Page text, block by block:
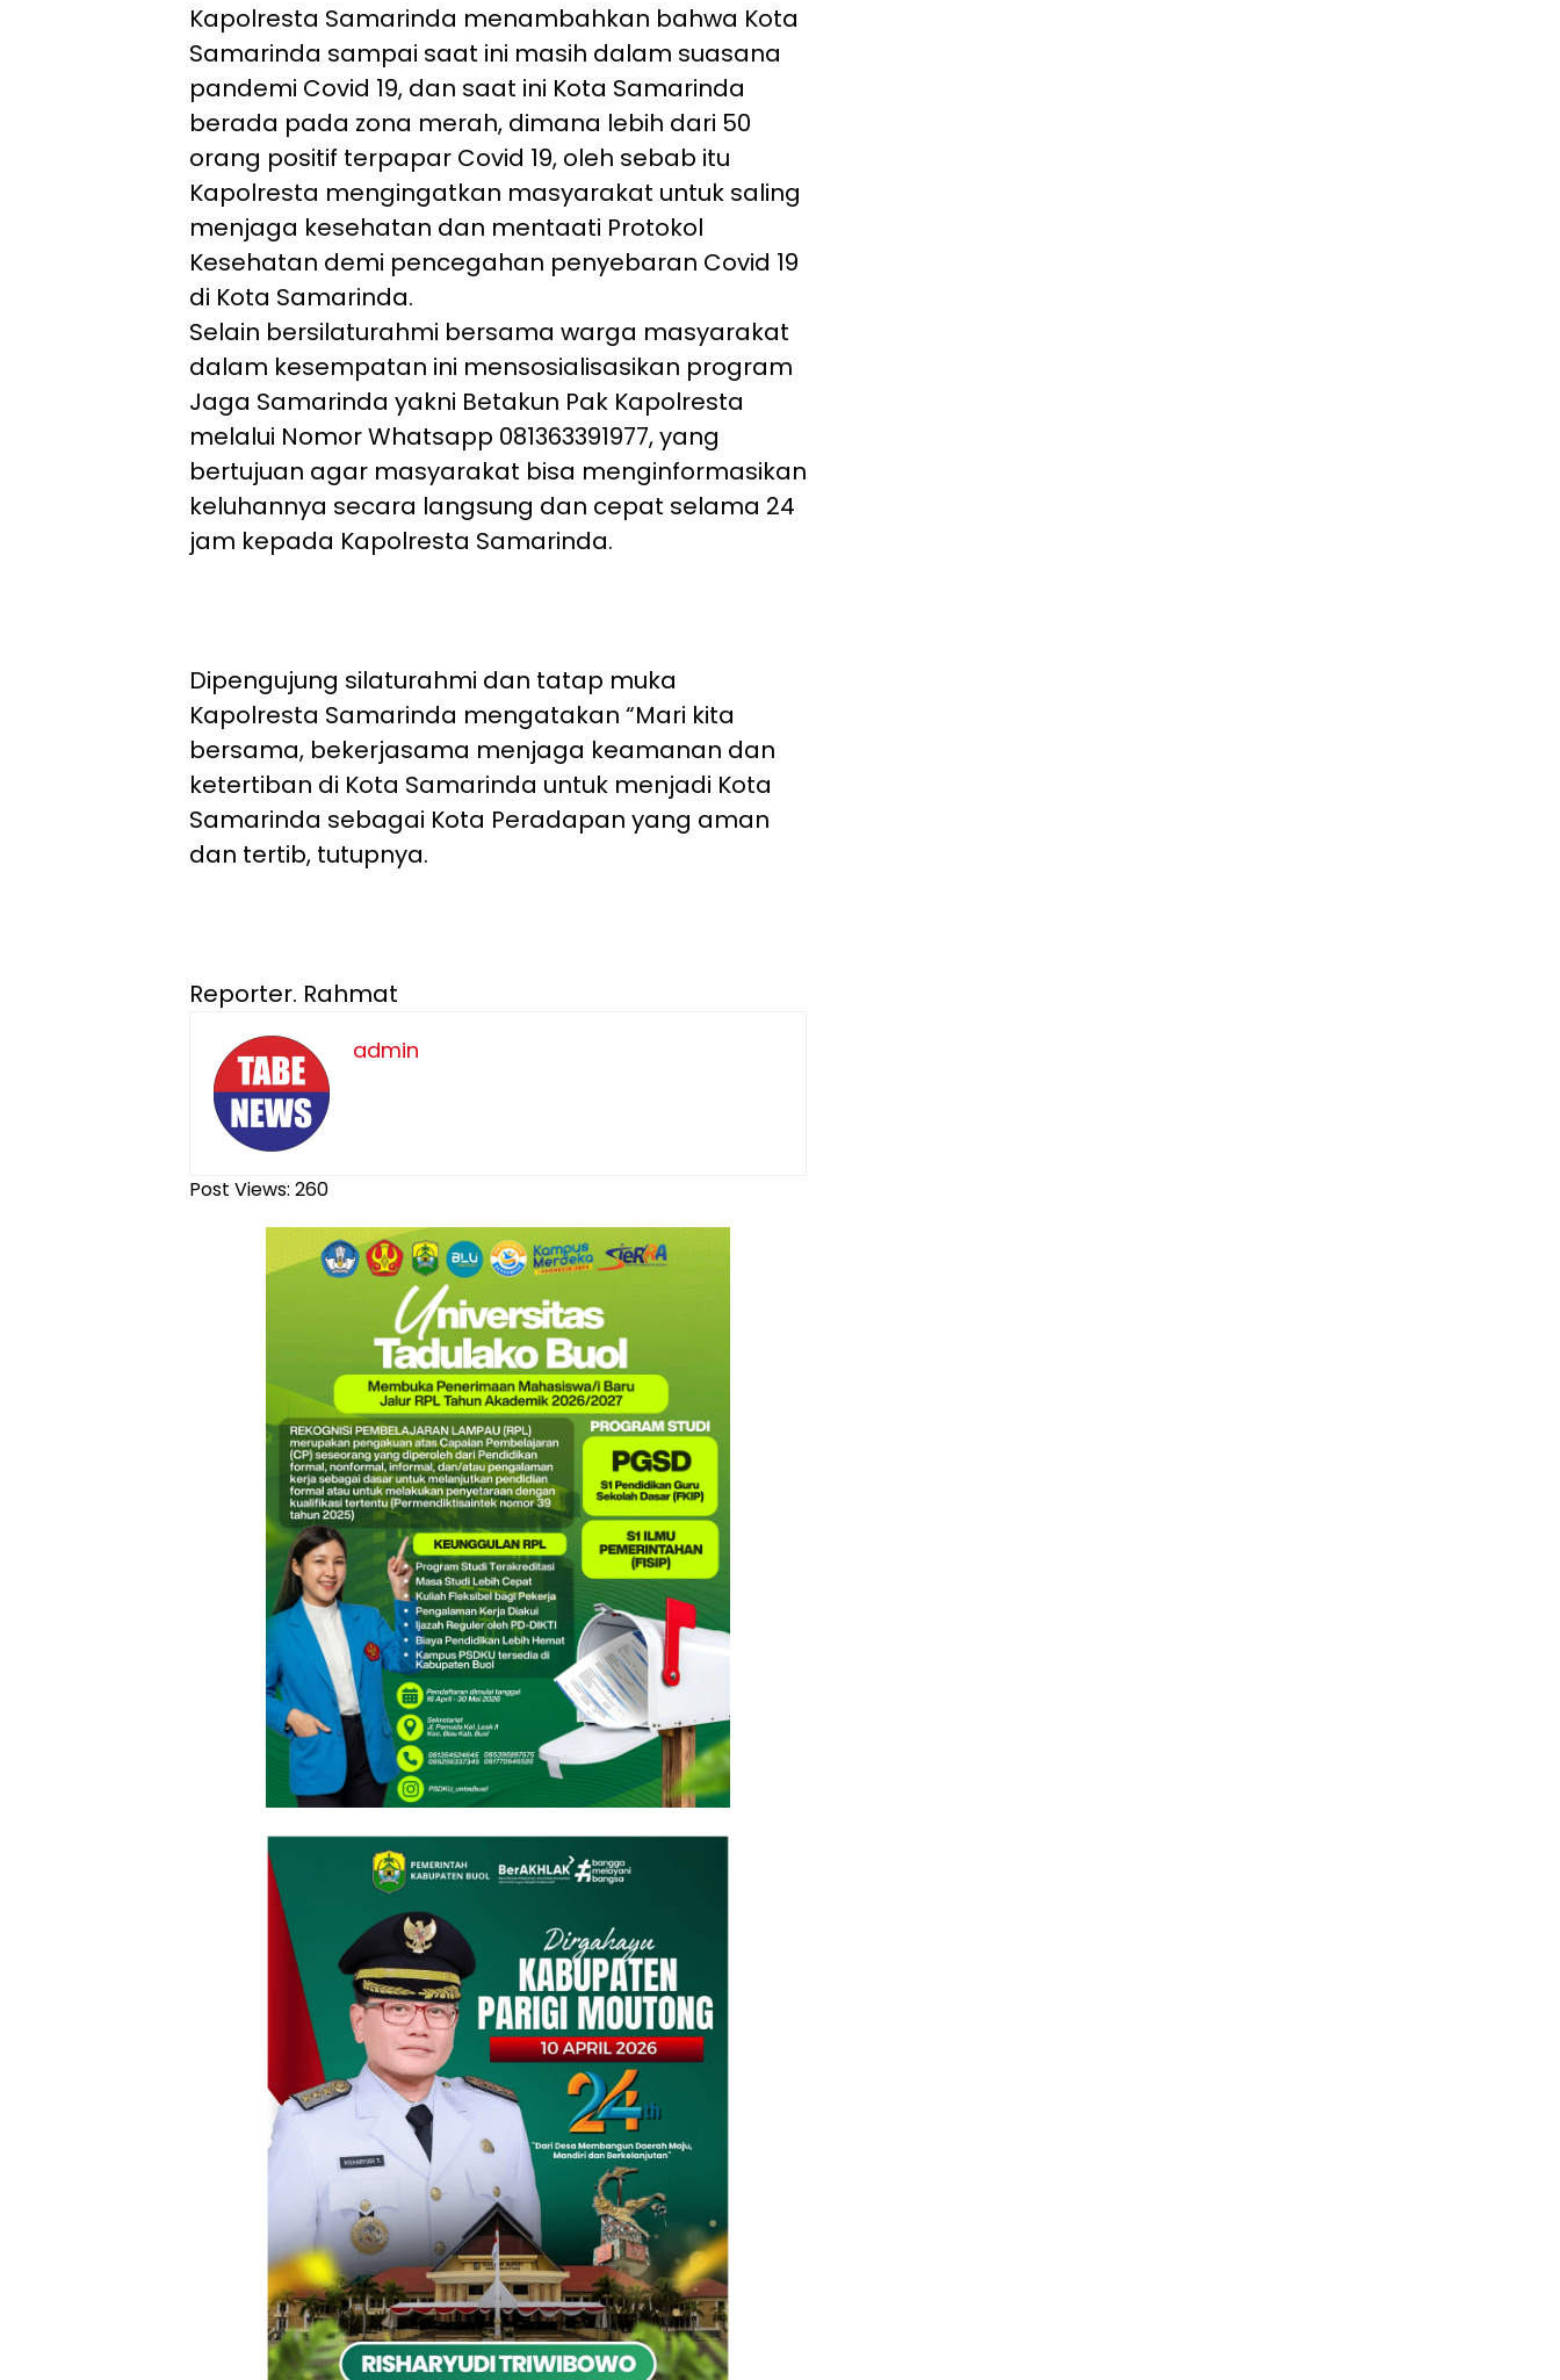
Kapolresta Samarinda menambahkan bahwa Kota
Samarinda sampai saat ini masih dalam suasana
pandemi Covid 19, dan saat ini Kota Samarinda
berada pada zona merah, dimana lebih dari 50
orang positif terpapar Covid 19, oleh sebab itu
Kapolresta mengingatkan masyarakat untuk saling
menjaga kesehatan dan mentaati Protokol
Kesehatan demi pencegahan penyebaran Covid 19
di Kota Samarinda.
Selain bersilaturahmi bersama warga masyarakat
dalam kesempatan ini mensosialisasikan program
Jaga Samarinda yakni Betakun Pak Kapolresta
melalui Nomor Whatsapp 081363391977, yang
bertujuan agar masyarakat bisa menginformasikan
keluhannya secara langsung dan cepat selama 24
jam kepada Kapolresta Samarinda.
Dipengujung silaturahmi dan tatap muka
Kapolresta Samarinda mengatakan “Mari kita
bersama, bekerjasama menjaga keamanan dan
ketertiban di Kota Samarinda untuk menjadi Kota
Samarinda sebagai Kota Peradapan yang aman
dan tertib, tutupnya.
Reporter. Rahmat
admin
Post Views: 260